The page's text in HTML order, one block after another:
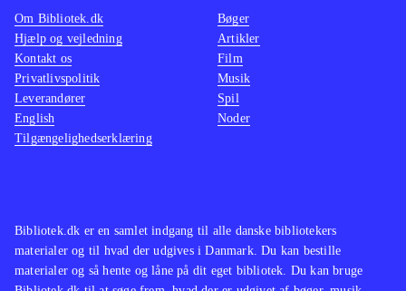
Bibliotek.dk er en samlet indgang til alle danske bibliotekers
materialer og til hvad der udgives i Danmark. Du kan bestille
materialer og så hente og låne på dit eget bibliotek. Du kan bruge
Om Bibliotek.dk
Hjælp og vejledning
Kontakt os
Privatlivspolitik
Leverandører
English
Tilgængelighedserklæring
Bøger
Artikler
Film
Musik
Spil
Noder